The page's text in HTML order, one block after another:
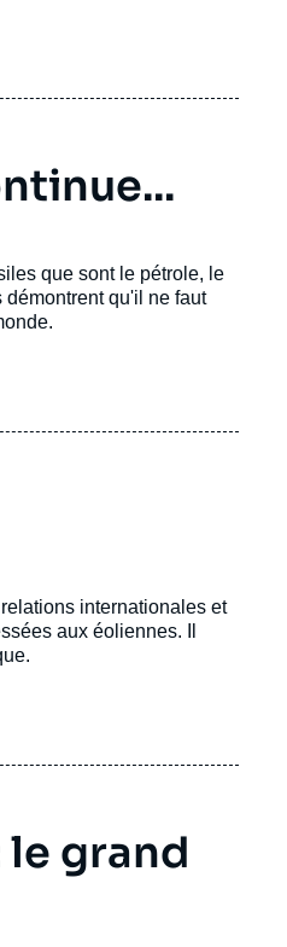
que sont le pétrole, le
qu'il ne faut
internationales et
aux éoliennes. Il
grand